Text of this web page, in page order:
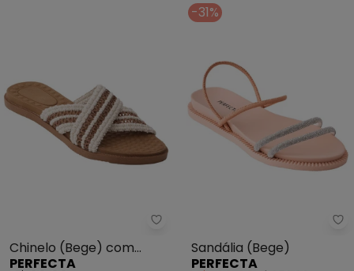
Perfecta - Chinelo (Bege) com
Chinelo (Bege) com
Cabedal em Tecido
PERFECTA
-31%
Sandália (Bege)
PERFECTA